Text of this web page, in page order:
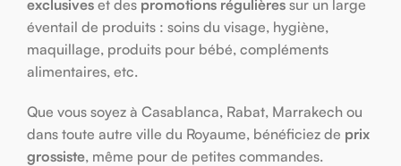
exclusives et des promotions régulières sur un large
éventail de produits : soins du visage, hygiène,
maquillage, produits pour bébé, compléments
alimentaires, etc.
Que vous soyez à Casablanca, Rabat, Marrakech ou
dans toute autre ville du Royaume, bénéficiez de prix
grossiste, même pour de petites commandes.